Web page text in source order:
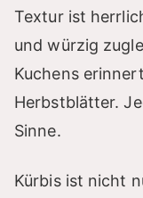
Textur ist
und würzig
Kuchens
Herbstblätter.
Sinne.
Kürbis ist nicht